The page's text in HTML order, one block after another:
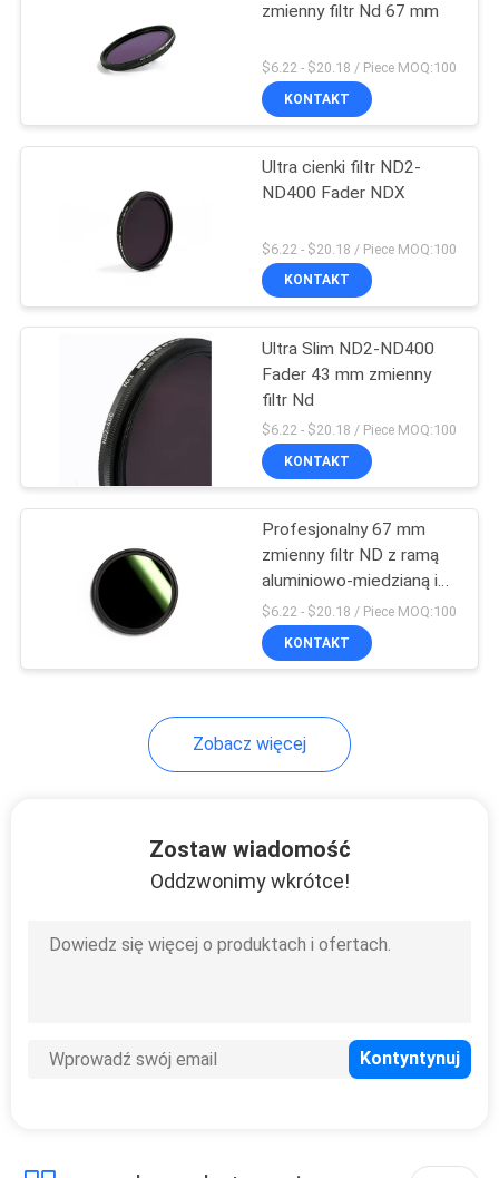
Filtr ND8
Filtr ND1000
6
Neutralny filtr nocny
Filtr soczewkowy o
neutralnej gęstości
zmienny filtr Nd 67 mm
$6.22 - $20.18 / Piece MOQ:100
KONTAKT
Ultra cienki filtr ND2-
ND400 Fader NDX
$6.22 - $20.18 / Piece MOQ:100
KONTAKT
Ultra Slim ND2-ND400
Fader 43 mm zmienny
filtr Nd
$6.22 - $20.18 / Piece MOQ:100
KONTAKT
Profesjonalny 67 mm
zmienny filtr ND z ramą
aluminiowo-miedzianą i
rozdzielczością HD
$6.22 - $20.18 / Piece MOQ:100
KONTAKT
Zobacz więcej
Zostaw wiadomość
Oddzwonimy wkrótce!